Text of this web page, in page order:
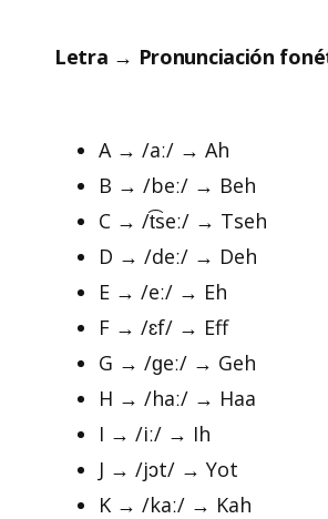
Letra → Pronunciación
A → /aː/ → Ah
B → /beː/ → Beh
C → /t͡seː/ → Tseh
D → /deː/ → Deh
E → /eː/ → Eh
F → /ɛf/ → Eff
G → /ɡeː/ → Geh
H → /haː/ → Haa
I → /iː/ → Ih
J → /jɔt/ → Yot
K → /kaː/ → Kah